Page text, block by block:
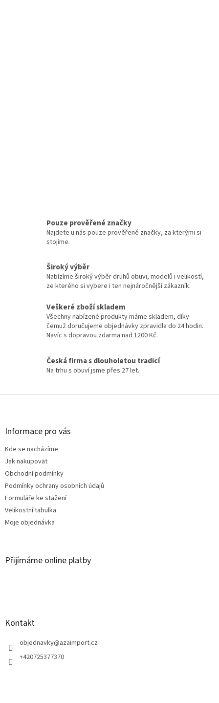
Pouze prověřené značky
Najdete u nás pouze prověřené značky, za kterými si
stojíme.
Široký výběr
Nabízíme široký výběr druhů obuvi, modelů i velikostí,
ze kterého si vybere i ten nejnáročnější zákazník.
Veškeré zboží skladem
Všechny nabízené produkty máme skladem, díky
čemuž doručujeme objednávky zpravidla do 24 hodin.
Navíc s dopravou zdarma nad 1200 Kč.
Česká firma s dlouholetou tradicí
Na trhu s obuví jsme přes 27 let.
Z
Informace pro vás
Kde se nacházíme
Jak nakupovat
Obchodní podmínky
Podmínky ochrany osobních údajů
Formuláře ke stažení
Velikostní tabulka
Moje objednávka
Přijímáme online platby
Kontakt
objednavky@azaimport.cz
+420725377370